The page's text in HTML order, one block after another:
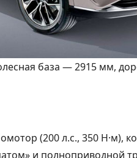
база — 2915 мм,
(200 л.с., 350 Н·м),
и полноприводной